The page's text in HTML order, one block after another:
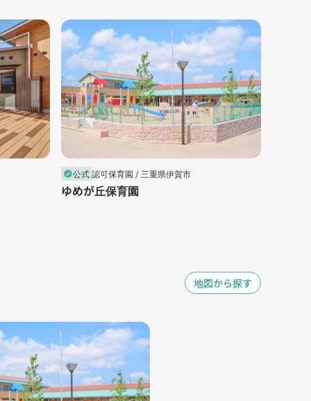
verified公式認可保育園 / 三重県伊賀市
ゆめが丘保育園
地図から探す